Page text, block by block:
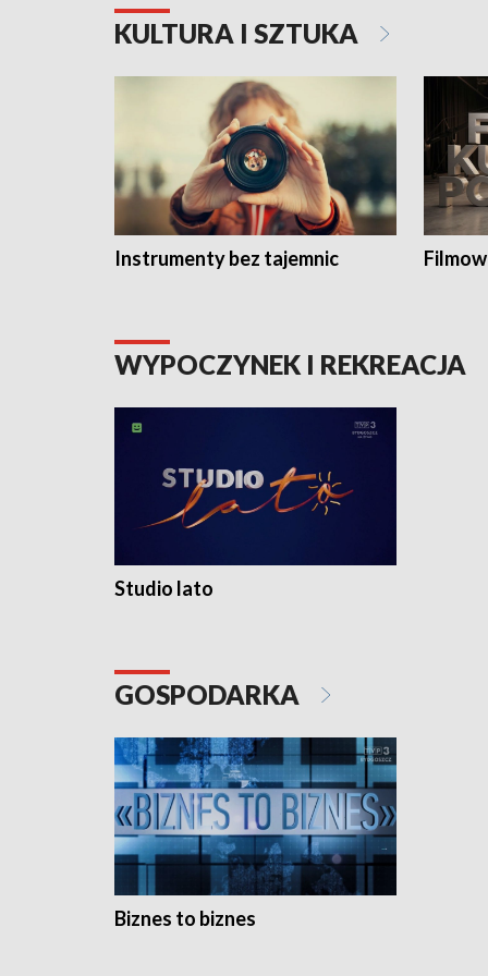
KULTURA I SZTUKA
Instrumenty bez tajemnic
WYPOCZYNEK I REKREACJA
Studio lato
GOSPODARKA
Biznes to biznes